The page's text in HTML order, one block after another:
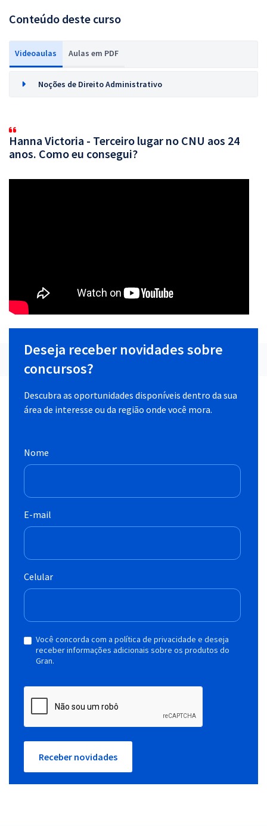
Conteúdo deste curso
Videoaulas Aulas em PDF
Noções de Direito Administrativo
Hanna Victoria - Terceiro lugar no CNU aos 24
anos. Como eu consegui?
Deseja receber novidades sobre
concursos?
Descubra as oportunidades disponíveis dentro da sua
área de interesse ou da região onde você mora.
Nome
E-mail
Celular
Você concorda com a política de privacidade e deseja
receber informações adicionais sobre os produtos do
Gran.
Receber novidades